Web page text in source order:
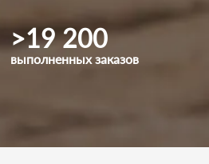
>19 200
выполненных заказов